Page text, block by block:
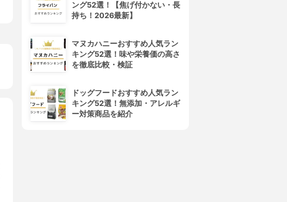
ング52選！【焦げ付かない・長
持ち！2026最新】
マヌカハニーおすすめ人気ラン
キング52選！味や栄養価の高さ
を徹底比較・検証
ドッグフードおすすめ人気ラン
キング52選！無添加・アレルギ
ー対策商品を紹介